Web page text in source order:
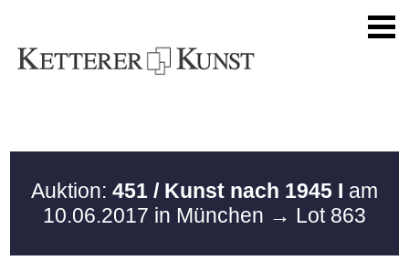
Auktion: 451 / Kunst nach 1945 I am
10.06.2017 in München → Lot 863